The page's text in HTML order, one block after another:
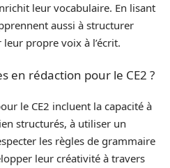
leur vocabulaire. En lisant
aussi à structurer
propre voix à l’écrit.
en rédaction pour le CE2 ?
le CE2 incluent la capacité à
structurés, à utiliser un
les règles de grammaire
leur créativité à travers